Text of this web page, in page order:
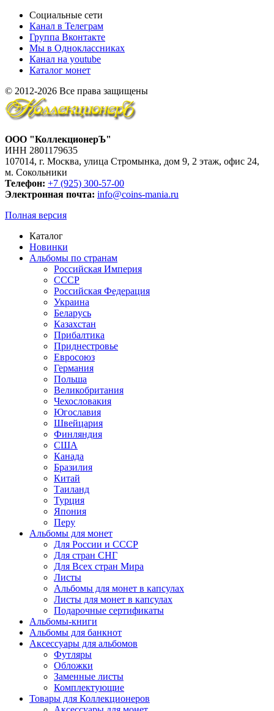
Социальные сети
Канал в Телеграм
Группа Вконтакте
Мы в Одноклассниках
Канал на youtube
Каталог монет
© 2012-2026 Все права защищены
ООО "КоллекционерЪ"
ИНН 2801179635
107014, г. Москва, улица Стромынка, дом 9, 2 этаж, офис 24,
м. Сокольники
Телефон: +7 (925) 300-57-00
Электронная почта: info@coins-mania.ru
Полная версия
Каталог
Новинки
Альбомы по странам
Российская Империя
СССР
Российская Федерация
Украина
Беларусь
Казахстан
Прибалтика
Приднестровье
Евросоюз
Германия
Польша
Великобритания
Чехословакия
Югославия
Швейцария
Финляндия
США
Канада
Бразилия
Китай
Таиланд
Турция
Япония
Перу
Альбомы для монет
Для России и СССР
Для стран СНГ
Для Всех стран Мира
Листы
Альбомы для монет в капсулах
Листы для монет в капсулах
Подарочные сертификаты
Альбомы-книги
Альбомы для банкнот
Аксессуары для альбомов
Футляры
Обложки
Заменные листы
Комплектующие
Товары для Коллекционеров